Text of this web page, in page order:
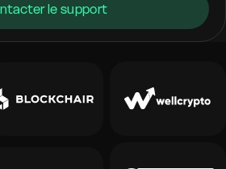
le support